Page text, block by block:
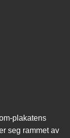
plakatens
seg rammet av